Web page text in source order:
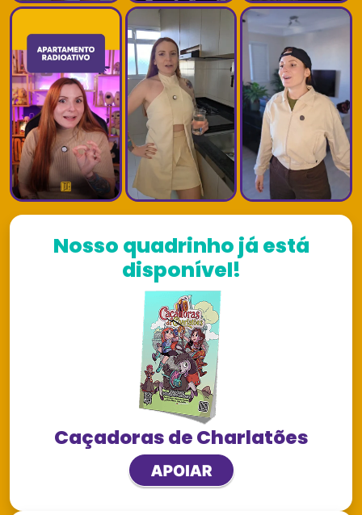
Nosso quadrinho já está
disponível!
Caçadoras de Charlatões